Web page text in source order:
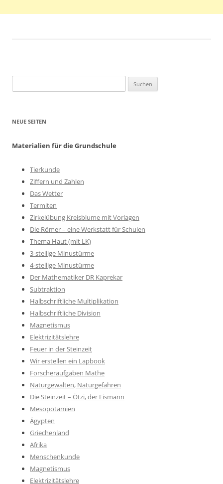
nach:
NEUE SEITEN
Materialien für die Grundschule
Tierkunde
Ziffern und Zahlen
Das Wetter
Termiten
Zirkelübung Kreisblume mit Vorlagen
Die Römer – eine Werkstatt für Schulen
Thema Haut (mit LK)
3-stellige Minustürme
4-stellige Minustürme
Der Mathematiker DR Kaprekar
Subtraktion
Halbschriftliche Multiplikation
Halbschriftliche Division
Magnetismus
Elektrizitätslehre
Feuer in der Steinzeit
Wir erstellen ein Lapbook
Forscheraufgaben Mathe
Naturgewalten, Naturgefahren
Die Steinzeit – Ötzi, der Eismann
Mesopotamien
Ägypten
Griechenland
Afrika
Menschenkunde
Magnetismus
Elektrizitätslehre